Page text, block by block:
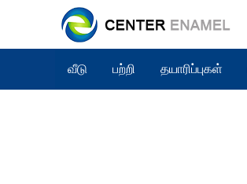
வீடு பற்றி தயாரிப்புகள்